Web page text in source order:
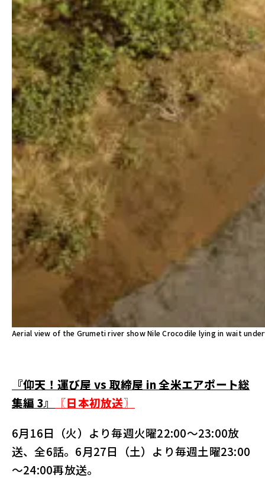
Aerial view of the Grumeti river show Nile Crocodile lying in wait
『仰天！運び屋 vs 取締屋 in 全米エアポート総
集編 3』
〖日本初放送〗
6月16日（火）より毎週火曜22:00～23:00放
送、全6話。6月27日（土）より毎週土曜23:00
～24:00再放送。